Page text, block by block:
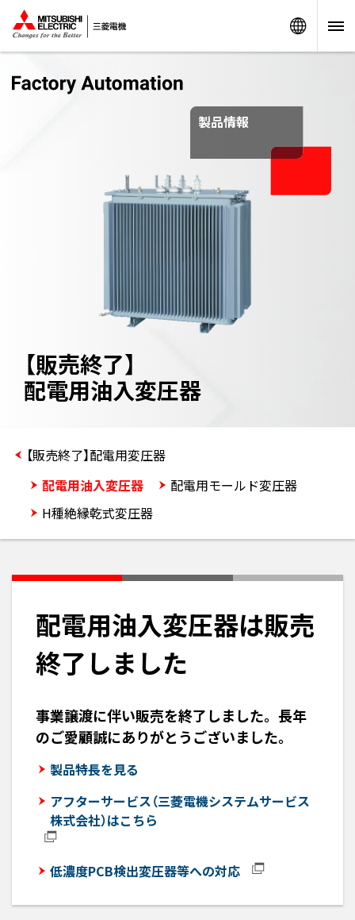
製品情報
【販売終了】
配電用油入変圧器
【販売終了】配電用変圧器
配電用油入変圧器
配電用モールド変圧器
H種絶縁乾式変圧器
配電用油入変圧器は販売
終了しました
事業譲渡に伴い販売を終了しました。長年
のご愛顧誠にありがとうございました。
製品特長を見る
アフターサービス（三菱電機システムサービス
株式会社）はこちら
低濃度PCB検出変圧器等への対応